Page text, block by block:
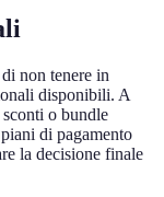
non tenere in
disponibili. A
o bundle
di pagamento
la decisione finale